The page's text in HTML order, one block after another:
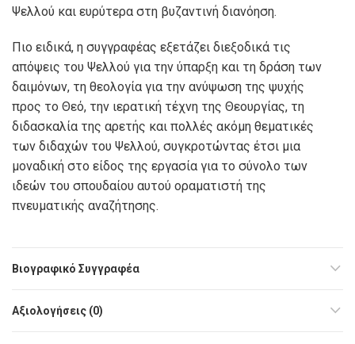
Ψελλού και ευρύτερα στη βυζαντινή διανόηση.
Πιο ειδικά, η συγγραφέας εξετάζει διεξοδικά τις
απόψεις του Ψελλού για την ύπαρξη και τη δράση των
δαιμόνων, τη θεολογία για την ανύψωση της ψυχής
προς το Θεό, την ιερατική τέχνη της Θεουργίας, τη
διδασκαλία της αρετής και πολλές ακόμη θεματικές
των διδαχών του Ψελλού, συγκροτώντας έτσι μια
μοναδική στο είδος της εργασία για το σύνολο των
ιδεών του σπουδαίου αυτού οραματιστή της
πνευματικής αναζήτησης.
Βιογραφικό Συγγραφέα
Αξιολογήσεις (0)